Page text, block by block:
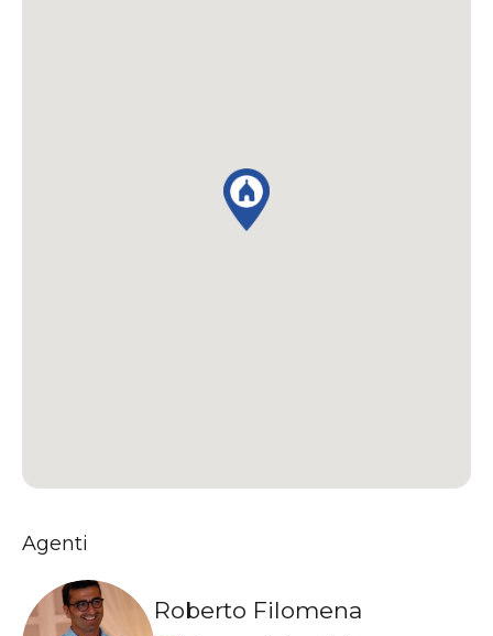
Agenti
Roberto Filomena